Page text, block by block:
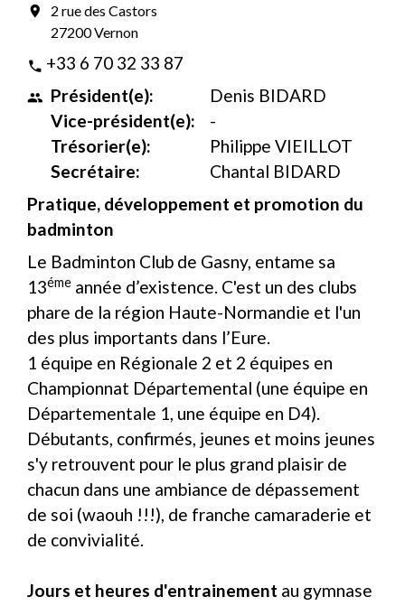
location_on
2 rue des Castors
27200 Vernon
phone +33 6 70 32 33 87
people Président(e):
Vice-président(e):
Trésorier(e):
Secrétaire:
Denis BIDARD
-
Philippe VIEILLOT
Chantal BIDARD
Pratique, développement et promotion du
badminton
Le Badminton Club de Gasny, entame sa
13éme année d’existence. C'est un des clubs
phare de la région Haute-Normandie et l'un
des plus importants dans l’Eure.
1 équipe en Régionale 2 et 2 équipes en
Championnat Départemental (une équipe en
Départementale 1, une équipe en D4).
Débutants, confirmés, jeunes et moins jeunes
s'y retrouvent pour le plus grand plaisir de
chacun dans une ambiance de dépassement
de soi (waouh !!!), de franche camaraderie et
de convivialité.
Jours et heures d'entrainement au gymnase